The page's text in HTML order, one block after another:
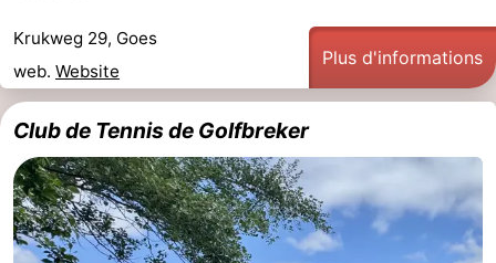
Joossesweg
-
Kustlicht
-
Meerpaal
-
Strandcamping
Valkenisse
-
Zee,
Hôtels
Krukweg 29, Goes
web. Website
Plus d'informations
Club de Tennis de Golfbreker